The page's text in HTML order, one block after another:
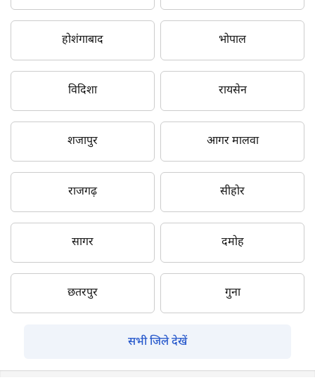
होशंगाबाद भोपाल
विदिशा रायसेन
शजापुर आगर मालवा
राजगढ़ सीहोर
सागर दमोह
छतरपुर गुना
सभी जिले देखें